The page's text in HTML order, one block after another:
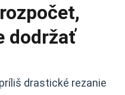
dodržať
drastické rezanie